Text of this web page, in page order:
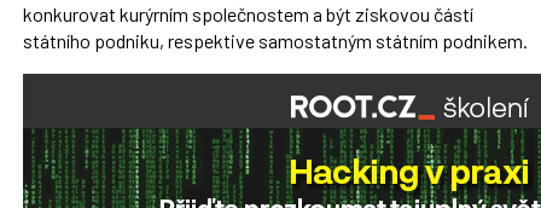
konkurovat kurýrním společnostem a být ziskovou částí
státního podniku, respektive samostatným státním podnikem.